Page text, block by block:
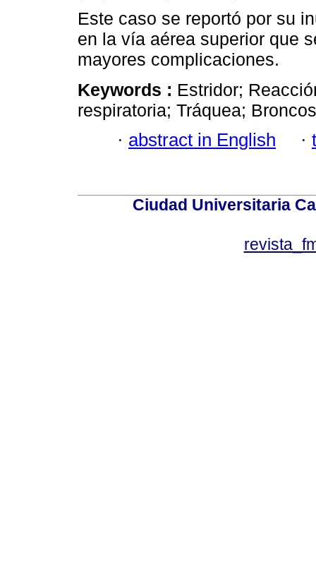
Este caso se reportó por su
en la vía aérea superior que
mayores complicaciones.
Keywords : Estridor;
respiratoria; Tráquea;
· abstract in English ·
Ciudad Universitaria